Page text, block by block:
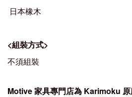
日本橡木
<組裝方式>
不須組裝
Motive家具專門店為 Karimoku